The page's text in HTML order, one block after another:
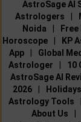
AstroSage AI
Astrologers
|
Noida
| Free
Horoscope
| KP
App
|
Global
Astrologer
| 10
AstroSage AI
2026
|
Astrology Tools
About Us
|